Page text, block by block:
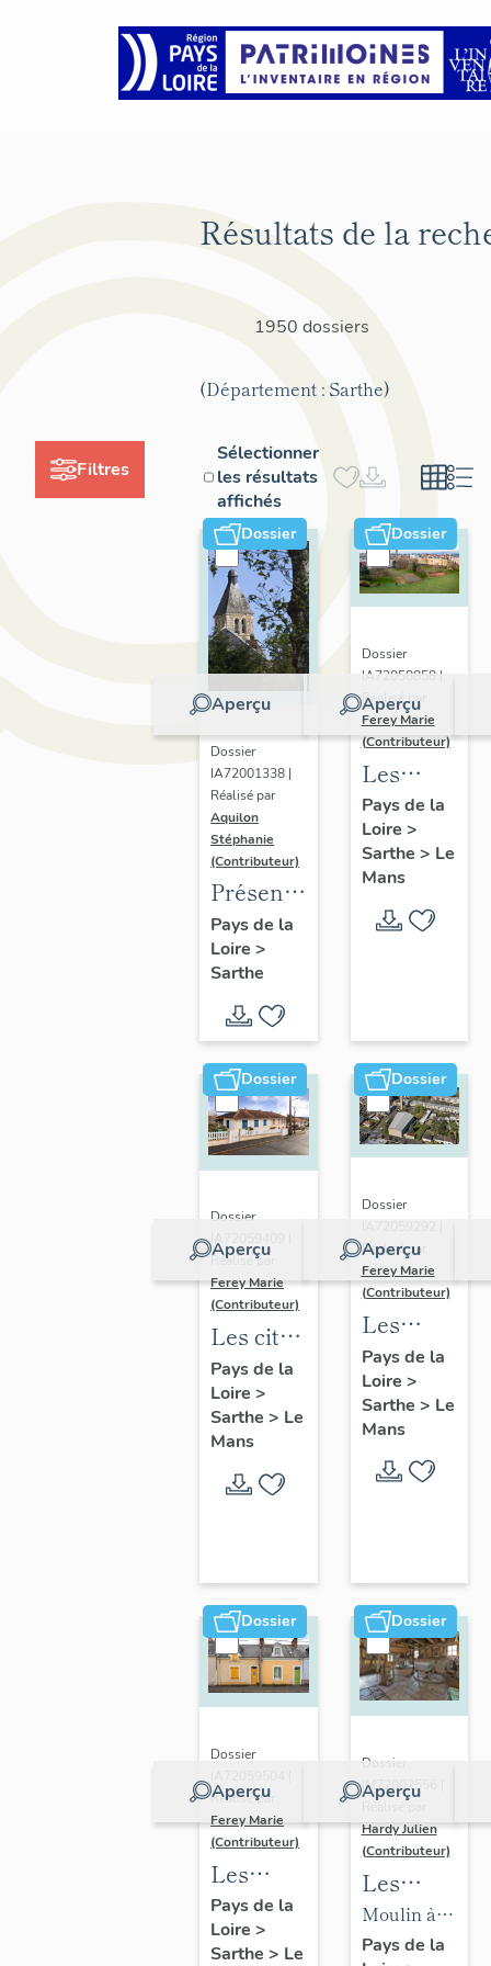
Filtres
Résultats de la
1950 dossiers
(Département : Sarthe)
Sélectionner
les résultats
affichés
Dossier
Aperçu
Dossier
IA72001338 |
Réalisé par
Aquilon
Stéphanie
(Contributeur)
Présentation
de
l'opération
Vallée
du Loir,
autour
de La
Chartre-
sur-le-
Loir
Pays de la
Loire >
Sarthe
Dossier
Aperçu
Dossier
IA72058858 |
Réalisé par
Ferey Marie
(Contributeur)
Les
faubourgs
du Mans
:
de
Pays de la
Loire >
Sarthe > Le
Mans
Dossier
Aperçu
Dossier
IA72059409 |
Réalisé par
Ferey Marie
(Contributeur)
Les cités
castors
du Mans
Pays de la
Loire >
Sarthe > Le
Mans
Dossier
Aperçu
Dossier
Réalisé par
Ferey Marie
(Contributeur)
Les
édifices
de culte
du XXe
Mans
Pays de la
Loire >
Sarthe > Le
Mans
Dossier
Aperçu
Dossier
Réalisé par
Ferey Marie
(Contributeur)
Les
maisons
faubouriennes
Pays de la
Loire >
Sarthe > Le
Dossier
Aperçu
Dossier
IM72002556 |
Hardy Julien
(Contributeur)
Les
machines
du
Moulin à
farine de
Pays de la